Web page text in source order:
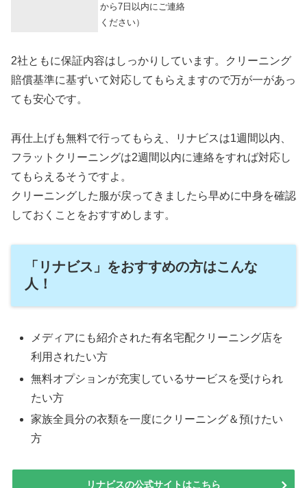
から7日以内にご連絡
ください）
2社ともに保証内容はしっかりしています。クリーニング
賠償基準に基ずいて対応してもらえますので万が一があっ
ても安心です。
再仕上げも無料で行ってもらえ、リナビスは1週間以内、
フラットクリーニングは2週間以内に連絡をすれば対応し
てもらえるそうですよ。
クリーニングした服が戻ってきましたら早めに中身を確認
しておくことをおすすめします。
「リナビス」をおすすめの方はこんな
人！
メディアにも紹介された有名宅配クリーニング店を
利用されたい方
無料オプションが充実しているサービスを受けられ
たい方
家族全員分の衣類を一度にクリーニング＆預けたい
方
リナビスの公式サイトはこちら